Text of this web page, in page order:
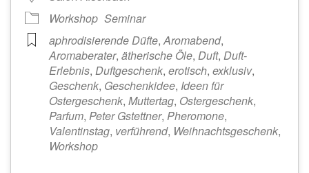
Workshop Seminar
aphrodisierende Düfte,Aromabend,
Aromaberater, ätherische Öle, Duft, Duft-
Erlebnis, Duftgeschenk, erotisch, exklusiv,
Geschenk, Geschenkidee, Ideen für
Ostergeschenk, Muttertag, Ostergeschenk,
Parfum, Peter Gstettner, Pheromone,
Valentinstag, verführend, Weihnachtsgeschenk,
Workshop